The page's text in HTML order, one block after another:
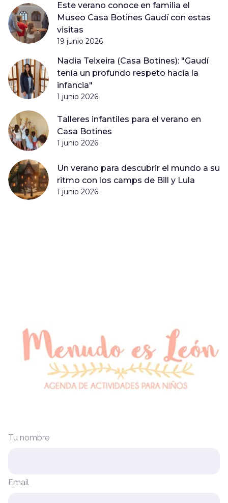
Este verano conoce en familia el
Museo Casa Botines Gaudí con estas
visitas
19 junio 2026
Nadia Teixeira (Casa Botines): "Gaudí
tenía un profundo respeto hacia la
infancia"
1 junio 2026
Talleres infantiles para el verano en
Casa Botines
1 junio 2026
Un verano para descubrir el mundo a su
ritmo con los camps de Bill y Lula
1 junio 2026
Tu nombre
Email